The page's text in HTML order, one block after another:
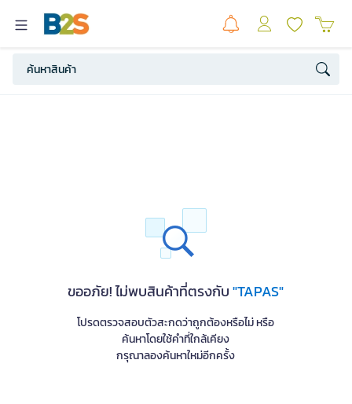
ขออภัย! ไม่พบสินค้าที่ตรงกับ"TAPAS"
โปรดตรวจสอบตัวสะกดว่าถูกต้องหรือไม่ หรือ
ค้นหาโดยใช้คำที่ใกล้เคียง
กรุณาลองค้นหาใหม่อีกครั้ง